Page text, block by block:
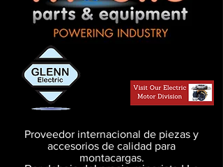
Proveedor internacional de piezas y
accesorios de calidad para
montacargas.